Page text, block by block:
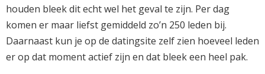
houden bleek dit echt wel het geval te zijn. Per dag
komen er maar liefst gemiddeld zo’n 250 leden bij.
Daarnaast kun je op de datingsite zelf zien hoeveel leden
er op dat moment actief zijn en dat bleek een heel pak.